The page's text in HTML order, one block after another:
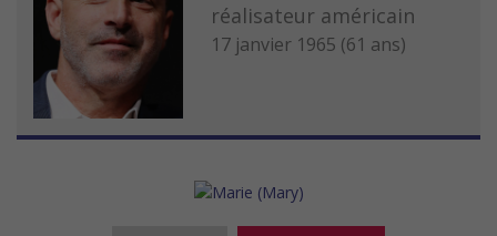
réalisateur américain
17 janvier 1965 (61 ans)